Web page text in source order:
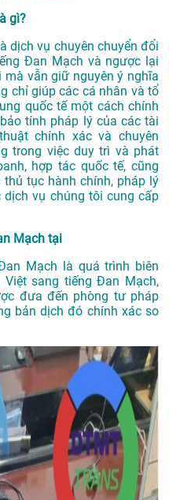
gì?
dịch vụ chuyên chuyển đổi
Đan Mạch và ngược lại
vẫn giữ nguyên ý nghĩa
chỉ giúp các cá nhân và tổ
quốc tế một cách chính
tính pháp lý của các tài
chính xác và chuyên
trong việc duy trì và phát
hợp tác quốc tế, cũng
tục hành chính, pháp lý
vụ chúng tôi cung cấp
Mạch tại
Mạch là quá trình biên
sang tiếng Đan Mạch,
đưa đến phòng tư pháp
bản dịch đó chính xác so